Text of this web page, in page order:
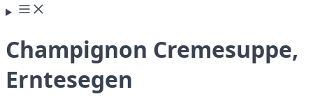
Champignon Cremesuppe,
Erntesegen